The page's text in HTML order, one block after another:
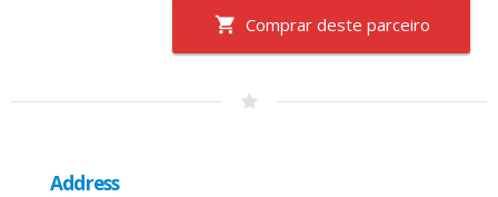
Comprar deste parceiro
Address